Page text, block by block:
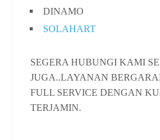
DINAMO
SOLAHART
SEGERA HUBUNGI KAMI
JUGA..LAYANAN
FULL SERVICE DENGAN
TERJAMIN.